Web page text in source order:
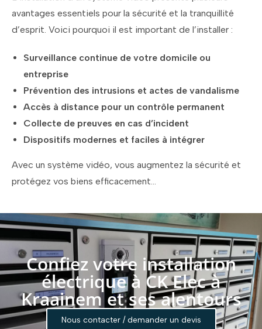
avantages essentiels pour la sécurité et la tranquillité
d’esprit. Voici pourquoi il est important de l’installer :
Surveillance continue de votre domicile ou
entreprise
Prévention des intrusions et actes de vandalisme
Accès à distance pour un contrôle permanent
Collecte de preuves en cas d’incident
Dispositifs modernes et faciles à intégrer
Avec un système vidéo, vous augmentez la sécurité et
protégez vos biens efficacement…
Confiez votre installation
électrique à CK Elec à
Kraainem et ses alentours
Nous contacter / demander un devis